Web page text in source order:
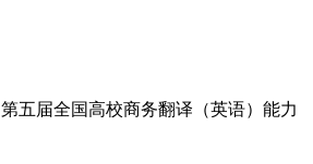
第五届全国高校商务翻译（英语）能力